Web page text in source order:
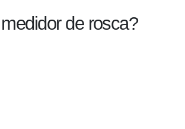
de rosca?